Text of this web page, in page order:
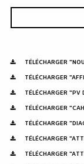
TÉLÉCHARGER
TÉLÉCHARGER
TÉLÉCHARGER "PV
TÉLÉCHARGER
TÉLÉCHARGER
TÉLÉCHARGER
TÉLÉCHARGER